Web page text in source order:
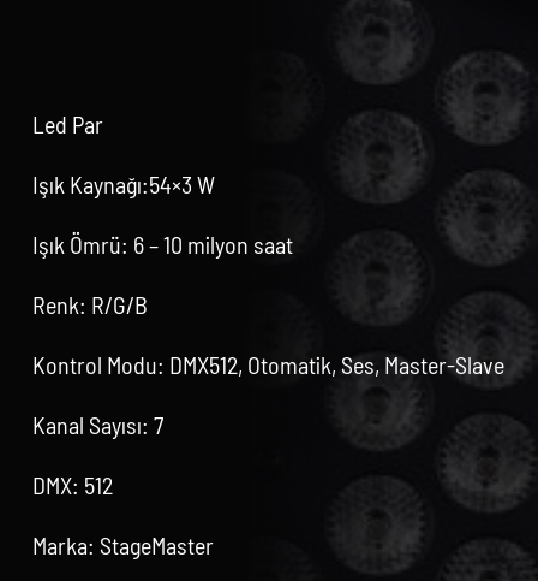
İletişime Geç
Led Par
Işık Kaynağı:54×3 W
Işık Ömrü: 6 – 10 milyon saat
Renk: R/G/B
Kontrol Modu: DMX512, Otomatik, Ses, Master-Slave
Kanal Sayısı: 7
DMX: 512
Marka: StageMaster